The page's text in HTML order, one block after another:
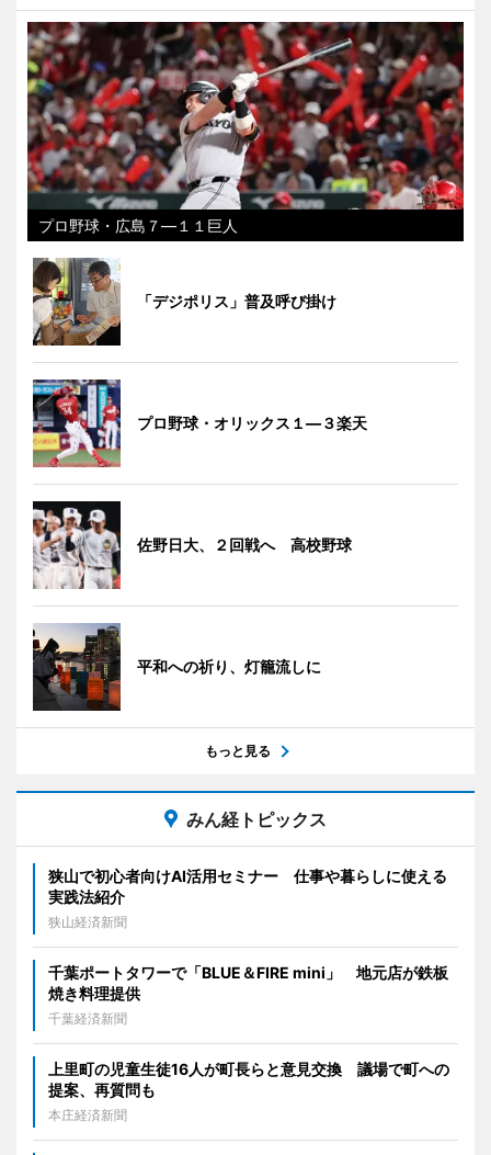
プロ野球・広島７―１１巨人
「デジポリス」普及呼び掛け
プロ野球・オリックス１―３楽天
佐野日大、２回戦へ 高校野球
平和への祈り、灯籠流しに
もっと見る
みん経トピックス
狭山で初心者向けAI活用セミナー 仕事や暮らしに使える
実践法紹介
狭山経済新聞
千葉ポートタワーで「BLUE＆FIRE mini」 地元店が鉄板
焼き料理提供
千葉経済新聞
上里町の児童生徒16人が町長らと意見交換 議場で町への
提案、再質問も
本庄経済新聞